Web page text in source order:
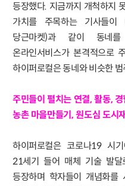
등장했다. 지금까지 개척하지
가치를 주목하는 기사들이
당근마켓)과 같이 동네
온라인서비스가 본격적으로
하이퍼로컬은 동네와 비슷한
주민들이 펼치는 연결, 활동,
농촌 마을만들기, 원도심 도시
하이퍼로컬은 코로나19 시
21세기 들어 매체 기술 발달
등장하며 학자들이 개념화를